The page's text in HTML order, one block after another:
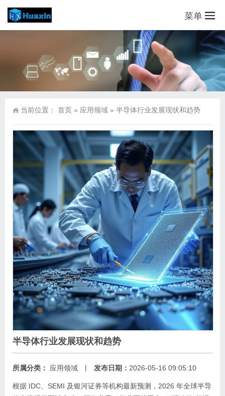
菜单
当前位置： 首页 » 应用领域 » 半导体行业发展现状和趋势
半导体行业发展现状和趋势
所属分类： 应用领域 | 发布日期： 2026-05-16 09:05:10
根据 IDC、SEMI 及银河证券等机构最新预测，‌2026 年全球半导